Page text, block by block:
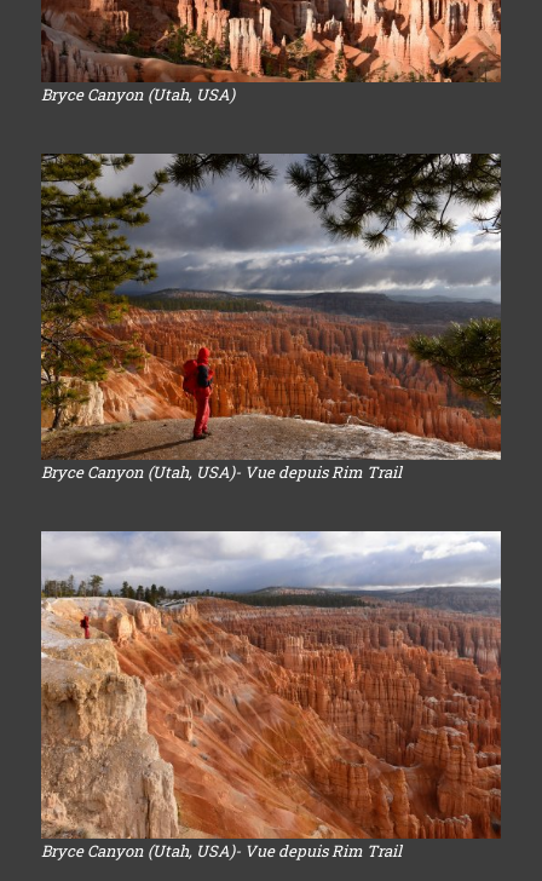
Bryce Canyon (Utah, USA)
Bryce Canyon (Utah, USA)- Vue depuis Rim Trail
Bryce Canyon (Utah, USA)- Vue depuis Rim Trail